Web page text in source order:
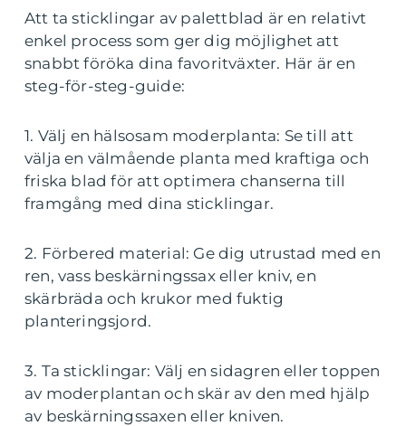
Att ta sticklingar av palettblad är en relativt
enkel process som ger dig möjlighet att
snabbt föröka dina favoritväxter. Här är en
steg-för-steg-guide:
1. Välj en hälsosam moderplanta: Se till att
välja en välmående planta med kraftiga och
friska blad för att optimera chanserna till
framgång med dina sticklingar.
2. Förbered material: Ge dig utrustad med en
ren, vass beskärningssax eller kniv, en
skärbräda och krukor med fuktig
planteringsjord.
3. Ta sticklingar: Välj en sidagren eller toppen
av moderplantan och skär av den med hjälp
av beskärningssaxen eller kniven.